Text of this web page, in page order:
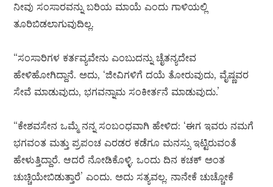
ನೀವು ಸಂಸಾರವನ್ನು ಬರಿಯ ಮಾಯೆ ಎಂದು ಗಾಳಿಯಲ್ಲಿ
ತೂರಿಬಿಡಲಾಗುವುದಿಲ್ಲ.
“ಸಂಸಾರಿಗಳ ಕರ್ತವ್ಯವೇನು ಎಂಬುದನ್ನು ಚೈತನ್ಯದೇವ
ಹೇಳಿಹೋಗಿದ್ದಾನೆ. ಅದು, ‘ಜೀವಿಗಳಿಗೆ ದಯೆ ತೋರುವುದು, ವೈಷ್ಣವರ
ಸೇವೆ ಮಾಡುವುದು, ಭಗವನ್ನಾಮ ಸಂಕೀರ್ತನೆ ಮಾಡುವುದು.’
“ಕೇಶವಸೇನ ಒಮ್ಮೆ ನನ್ನ ಸಂಬಂಧವಾಗಿ ಹೇಳಿದ: ‘ಈಗ ಇವರು ನಮಗೆ
ಭಗವಂತ ಮತ್ತು ಪ್ರಪಂಚ ಎರಡರ ಕಡೆಗೂ ಮನಸ್ಸು ಇಟ್ಟಿರುವಂತೆ
ಹೇಳುತ್ತಿದ್ದಾರೆ. ಆದರೆ ನೋಡಿಕೊಳ್ಳಿ. ಒಂದು ದಿನ ಕಚಕ್ ಅಂತ
ಚುಚ್ಚಿಯೇಬಿಡುತ್ತಾರೆ’ ಎಂದು. ಅದು ಸತ್ಯವಲ್ಲ. ನಾನೇಕೆ ಚುಚ್ಚೋಕೆ